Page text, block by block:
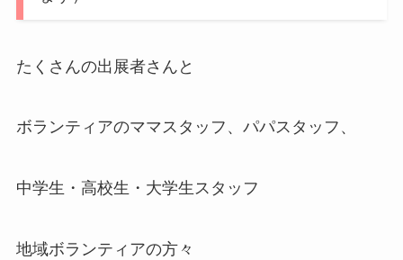
たくさんの出展者さんと
ボランティアのママスタッフ、パパスタッフ、
中学生・高校生・大学生スタッフ
地域ボランティアの方々